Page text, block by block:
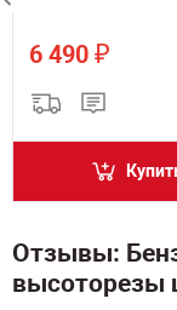
6 490 ₽
Отзывы:
высоторезы